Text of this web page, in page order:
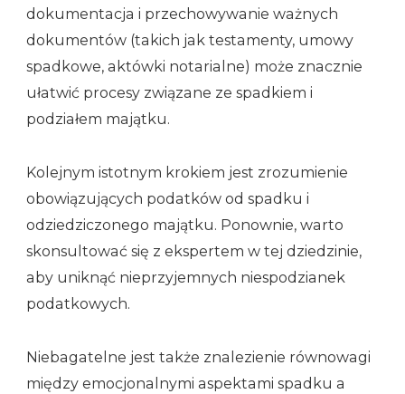
dokumentacja i przechowywanie ważnych
dokumentów (takich jak testamenty, umowy
spadkowe, aktówki notarialne) może znacznie
ułatwić procesy związane ze spadkiem i
podziałem majątku.
Kolejnym istotnym krokiem jest zrozumienie
obowiązujących podatków od spadku i
odziedziczonego majątku. Ponownie, warto
skonsultować się z ekspertem w tej dziedzinie,
aby uniknąć nieprzyjemnych niespodzianek
podatkowych.
Niebagatelne jest także znalezienie równowagi
między emocjonalnymi aspektami spadku a